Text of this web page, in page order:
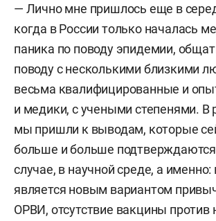
— Лично мне пришлось еще в
когда в России только началась
паника по поводу эпидемии,
поводу с несколькими близкими
весьма квалифицированные и
и медики, с учеными степенями. В
мы пришли к выводам, которые
больше и больше
случае, в научной среде, а именно:
является новым вариантом
ОРВИ, отсутствие вакцины против